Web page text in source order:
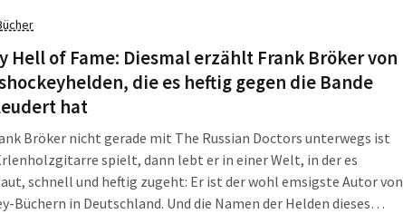
zur Bewältigung der Coronakrise beschlossen hat,
Wirkung. Sie dämpfen auch massiv den Anstieg der
Hell of Fame: Diesmal erzählt Frank Bröker von
die es heftig gegen die Bande
hat
Bröker nicht gerade mit The Russian Doctors unterwegs ist
spielt, dann lebt er in einer Welt, in der es
schnell und heftig zugeht: Er ist der wohl emsigste Autor von
Büchern in Deutschland. Und die Namen der Helden dieses